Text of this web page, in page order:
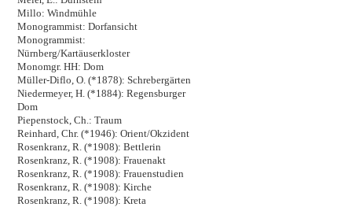
Millo: Windmühle
Monogrammist: Dorfansicht
Monogrammist:
Nürnberg/Kartäuserkloster
Monomgr. HH: Dom
Müller-Diflo, O. (*1878): Schrebergärten
Niedermeyer, H. (*1884): Regensburger
Dom
Piepenstock, Ch.: Traum
Reinhard, Chr. (*1946): Orient/Okzident
Rosenkranz, R. (*1908): Bettlerin
Rosenkranz, R. (*1908): Frauenakt
Rosenkranz, R. (*1908): Frauenstudien
Rosenkranz, R. (*1908): Kirche
Rosenkranz, R. (*1908): Kreta